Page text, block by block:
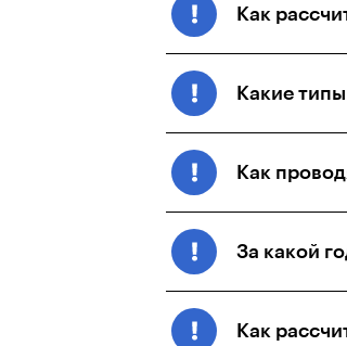
Как
Какие
Как
За какой
Как